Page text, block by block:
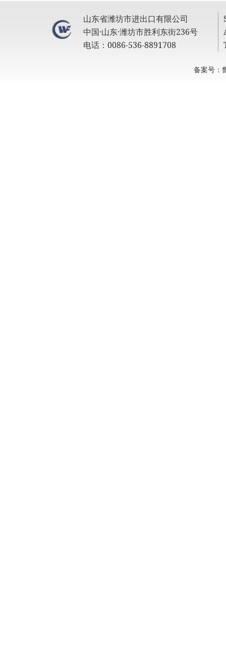
山东省潍坊市进出口有限公司
中国·山东·潍坊市胜利东街236号
电话：0086-536-8891708
备案号：